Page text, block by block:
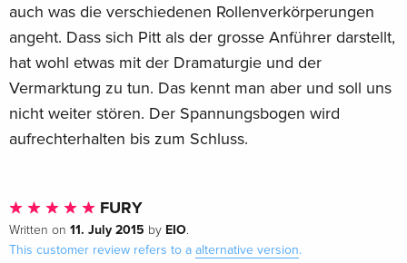
auch was die verschiedenen Rollenverkörperungen
angeht. Dass sich Pitt als der grosse Anführer darstellt,
hat wohl etwas mit der Dramaturgie und der
Vermarktung zu tun. Das kennt man aber und soll uns
nicht weiter stören. Der Spannungsbogen wird
aufrechterhalten bis zum Schluss.
FURY
Written on 11. July 2015 by EIO.
This customer review refers to a alternative version.